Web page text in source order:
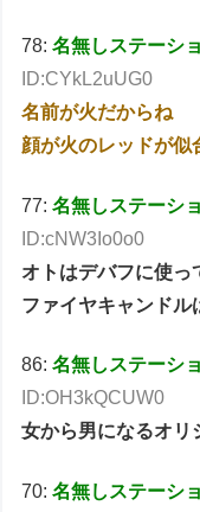
78:名無しステーシ
ID:CYkL2uUG0
名前が火だからね
顔が火のレッドが似
77:名無しステーシ
ID:cNW3Io0o0
オトはデバフに使っ
ファイヤキャンドル
86:名無しステーシ
ID:OH3kQCUW0
女から男になるオ
70:名無しステーシ